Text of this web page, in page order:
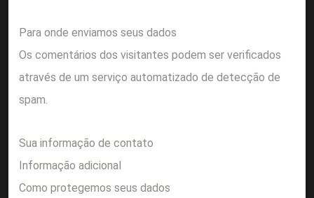
Para onde enviamos seus dados
Os comentários dos visitantes podem ser verificados
através de um serviço automatizado de detecção de
spam.
Sua informação de contato
Informação adicional
Como protegemos seus dados